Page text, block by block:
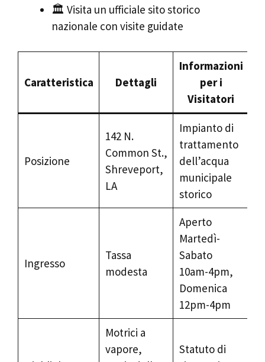
🏛️ Visita un ufficiale sito storico
nazionale con visite guidate
Caratteristica Dettagli
Informazioni
per i
Visitatori
Posizione
142 N.
Common St.,
Shreveport,
LA
Impianto di
trattamento
dell’acqua
municipale
storico
Ingresso
Tassa
modesta
Aperto
Martedì-
Sabato
10am-4pm,
Domenica
12pm-4pm
Motrici a
vapore,
Statuto di